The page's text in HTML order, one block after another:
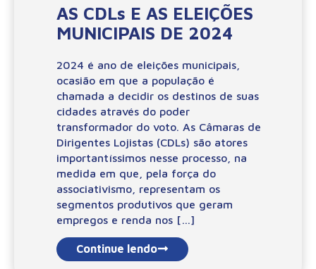
AS CDLs E AS ELEIÇÕES
MUNICIPAIS DE 2024
2024 é ano de eleições municipais,
ocasião em que a população é
chamada a decidir os destinos de suas
cidades através do poder
transformador do voto. As Câmaras de
Dirigentes Lojistas (CDLs) são atores
importantíssimos nesse processo, na
medida em que, pela força do
associativismo, representam os
segmentos produtivos que geram
empregos e renda nos […]
Continue lendo